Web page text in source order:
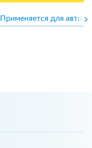
Применяется для авто